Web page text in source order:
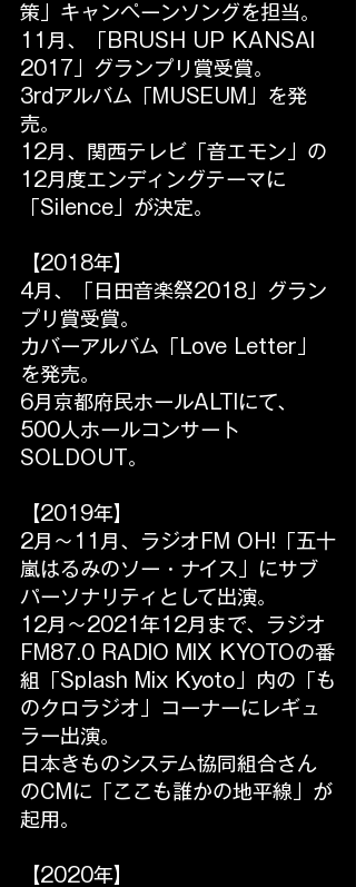
策」キャンペーンソングを担当。
11月、「BRUSH UP KANSAI
2017」グランプリ賞受賞。
3rdアルバム「MUSEUM」を発
売。
12月、関西テレビ「音エモン」の
12月度エンディングテーマに
「Silence」が決定。
【2018年】
4月、「日田音楽祭2018」グラン
プリ賞受賞。
カバーアルバム「Love Letter」
を発売。
6月京都府民ホールALTIにて、
500人ホールコンサート
SOLDOUT。
【2019年】
2月～11月、ラジオFM OH!「五十
嵐はるみのソー・ナイス」にサブ
パーソナリティとして出演。
12月～2021年12月まで、ラジオ
FM87.0 RADIO MIX KYOTOの番
組「Splash Mix Kyoto」内の「も
のクロラジオ」コーナーにレギュ
ラー出演。
日本きものシステム協同組合さん
のCMに「ここも誰かの地平線」が
起用。
【2020年】